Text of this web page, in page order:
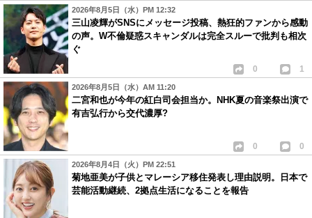
2026年8月5日（水）PM 12:32
三山凌輝がSNSにメッセージ投稿、熱狂的ファンから感動
の声。W不倫疑惑スキャンダルは完全スルーで批判も相次
ぐ
0 1
2026年8月5日（水）AM 11:20
二宮和也が今年の紅白司会担当か。NHK夏の音楽祭出演で
有吉弘行から交代濃厚?
0 0
2026年8月4日（火）PM 22:51
菊地亜美が子供とマレーシア移住発表し理由説明。日本で
芸能活動継続、2拠点生活になることを報告